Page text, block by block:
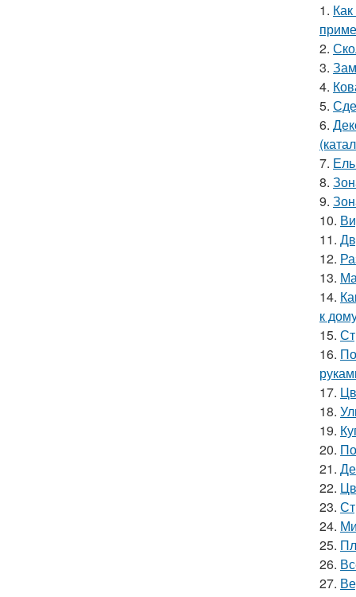
1.
2.
3.
4.
5.
6.
7.
8.
9.
10.
11.
12.
13.
14.
к
15.
16.
17.
18.
19.
20.
21.
22.
23.
24.
25.
26.
27.